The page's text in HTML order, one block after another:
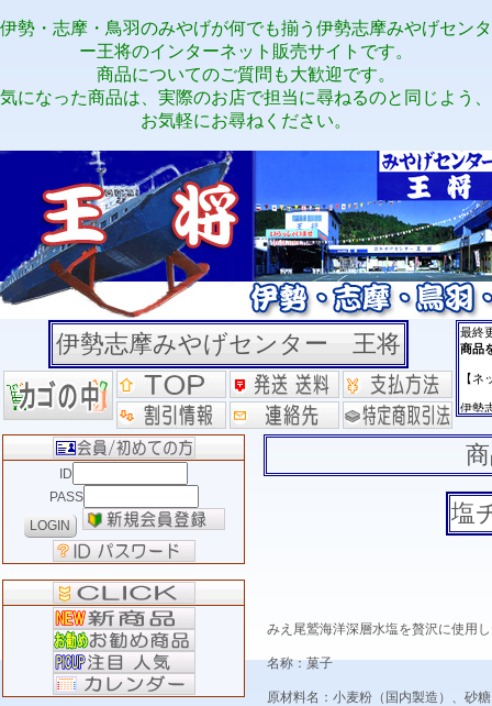
伊勢・志摩・鳥羽のみやげが何でも揃う伊勢志摩みやげセンタ
ー王将のインターネット販売サイトです。
商品についてのご質問も大歓迎です。
気になった商品は、実際のお店で担当に尋ねるのと同じよう、
お気軽にお尋ねください。
伊勢志摩みやげセンター 王将
ID
PASS
塩
みえ尾鷲海洋深層水塩を贅沢に使用
名称：菓子
原材料名：小麦粉（国内製造）、砂